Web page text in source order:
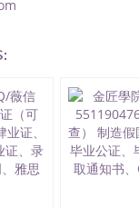
大学文凭可以打工
绩单GPA分数
证封皮QQ微信
速拿到国外文凭QQ
泰国文凭办理QQ
文凭在中国有用吗
国外硕士文
QQ微信551190476
国外文凭可找工作